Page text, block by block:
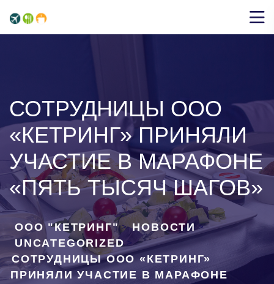
СОТРУДНИЦЫ ООО
«КЕТРИНГ» ПРИНЯЛИ
УЧАСТИЕ В МАРАФОНЕ
«ПЯТЬ ТЫСЯЧ ШАГОВ»
ООО "КЕТРИНГ" > НОВОСТИ >
UNCATEGORIZED >
СОТРУДНИЦЫ ООО «КЕТРИНГ»
ПРИНЯЛИ УЧАСТИЕ В МАРАФОНЕ